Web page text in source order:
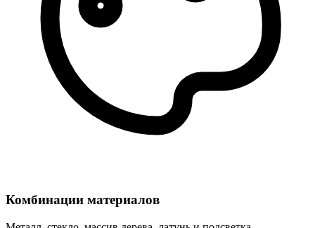
Комбинации материалов